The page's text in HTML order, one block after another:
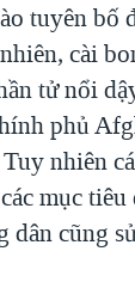
tuyên bố
cài
tử nổi
phủ
nhiên
mục tiêu
cũng